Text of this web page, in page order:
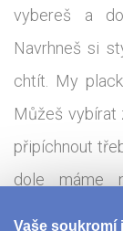
vybereš a
Navrhneš si
chtít. My
Můžeš vybírat
připíchnout
dole máme
Vaše soukromí